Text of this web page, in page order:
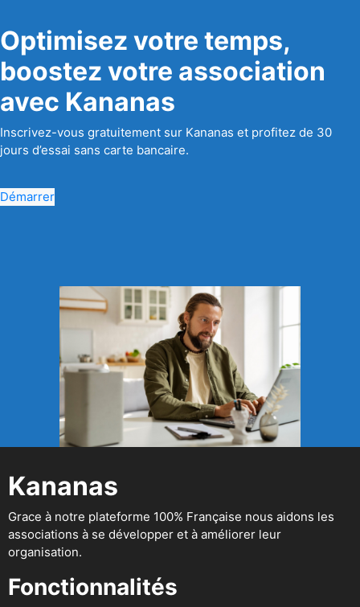
Optimisez votre temps,
boostez votre association
avec Kananas
Inscrivez-vous gratuitement sur Kananas et profitez de 30
jours d’essai sans carte bancaire.
Démarrer
Kananas
Grace à notre plateforme 100% Française nous aidons les
associations à se développer et à améliorer leur
organisation.
Fonctionnalités